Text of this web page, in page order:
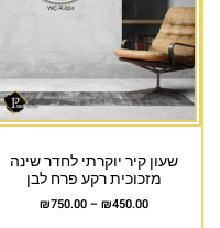
שעון קיר יוקרתי לחדר שינה
מזכוכית רקע פרח לבן
₪450.00
–
₪750.00